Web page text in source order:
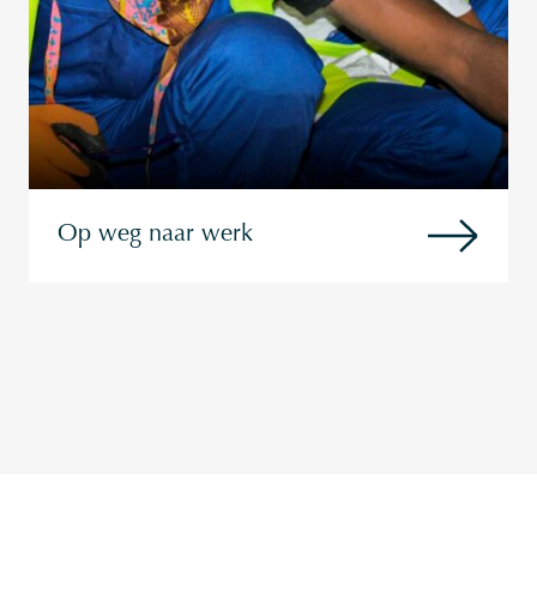
Op weg naar werk